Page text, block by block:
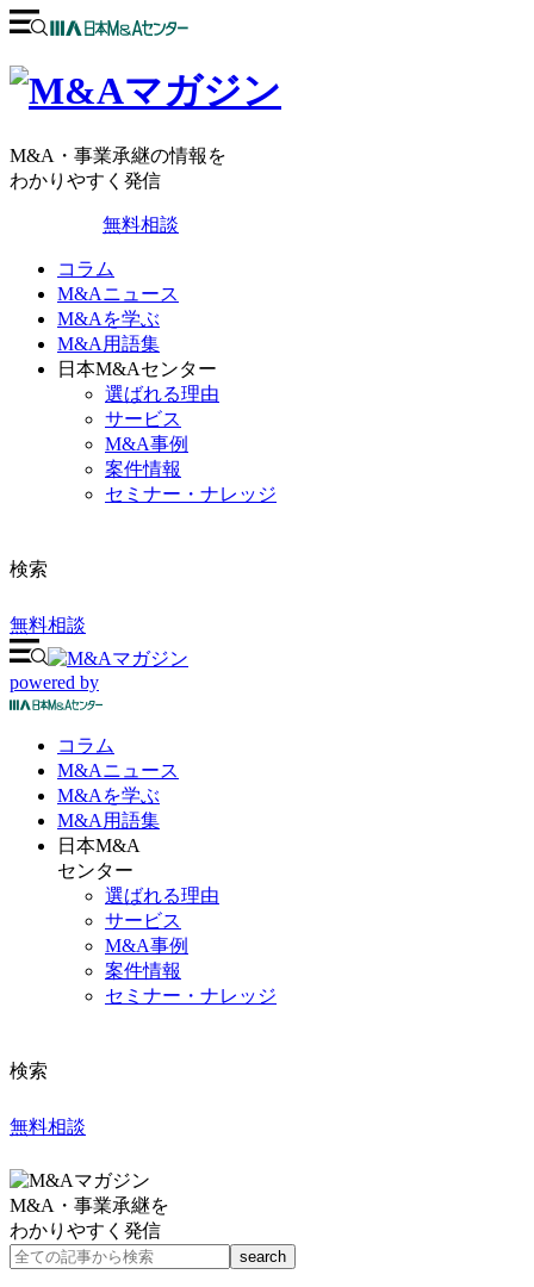
M&A・事業承継の情報を
わかりやすく発信
無料相談
コラム
M&Aニュース
M&Aを学ぶ
M&A用語集
日本M&Aセンター
選ばれる理由
サービス
M&A事例
案件情報
セミナー・ナレッジ
検索
無料相談
powered by
コラム
M&Aニュース
M&Aを学ぶ
M&A 用語集
日本M&A
センター
選ばれる理由
サービス
M&A事例
案件情報
セミナー・ナレッジ
検索
無料相談
M&A・事業承継を
わかりやすく発信